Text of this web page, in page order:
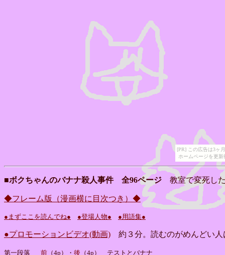
[PR] この広告は3ヶ
ホームページを更
■ボクちゃんのバナナ殺人事件 全96ページ 教室で変死し
◆フレーム版（漫画横に目次つき）◆
●まずここを読んでね● ●登場人物● ●用語集●
●プロモーションビデオ(動画) 約３分。読むのがめんどい
第一段落 前 （4p）・ 後 （4p） テストとバナナ